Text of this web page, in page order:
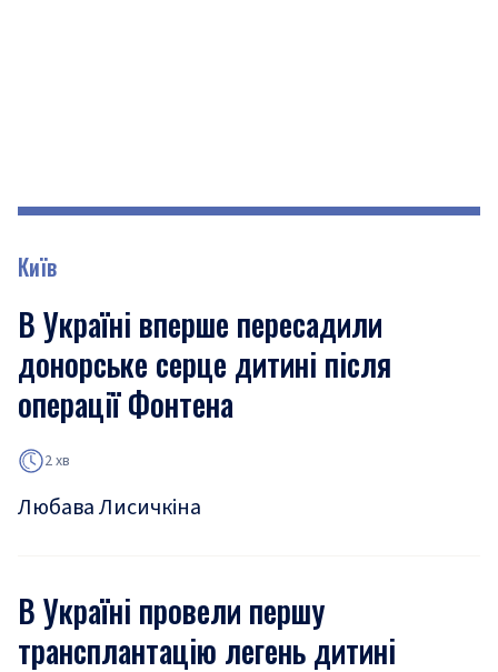
Київ
В Україні вперше пересадили
донорське серце дитині після
операції Фонтена
2 хв
Любава Лисичкіна
В Україні провели першу
трансплантацію легень дитині